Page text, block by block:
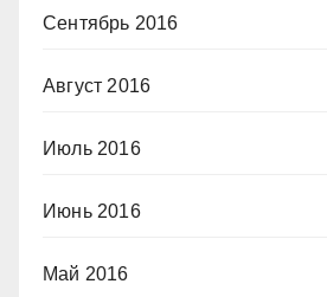
Сентябрь 2016
Август 2016
Июль 2016
Июнь 2016
Май 2016